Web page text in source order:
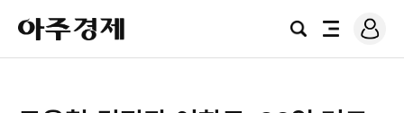
아
주
경
검
전
로
그